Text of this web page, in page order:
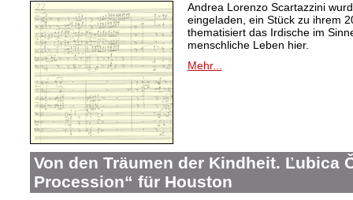
Andrea Lorenzo Scartazzini
eingeladen, ein Stück zu ihrem
thematisiert das Irdische im
menschliche Leben hier.
Mehr...
Von den Träumen der Kindheit. Ľubica
Procession“ für Houston